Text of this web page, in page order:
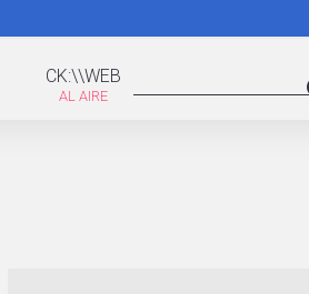
CK:\WEB
CK:\\WEB